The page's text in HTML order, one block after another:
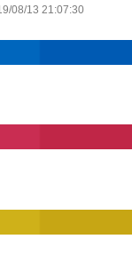
08/13 21:07:30